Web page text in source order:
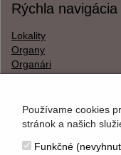
Rýchla navigácia
Lokality
Organy
Organári
O webstránke
Používame cookies
stránok a našich
Funkčné